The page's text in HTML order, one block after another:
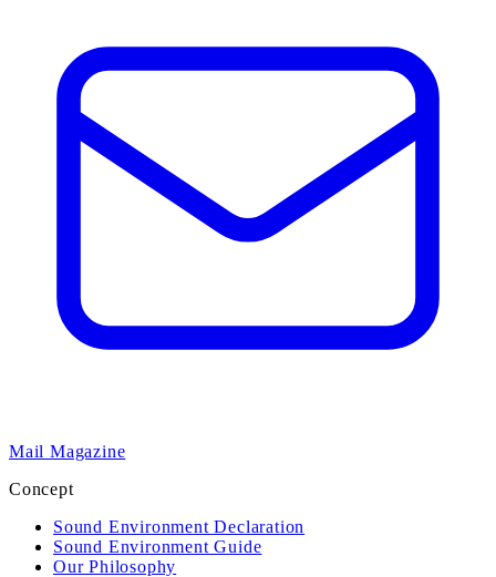
Mail Magazine
Concept
Sound Environment Declaration
Sound Environment Guide
Our Philosophy